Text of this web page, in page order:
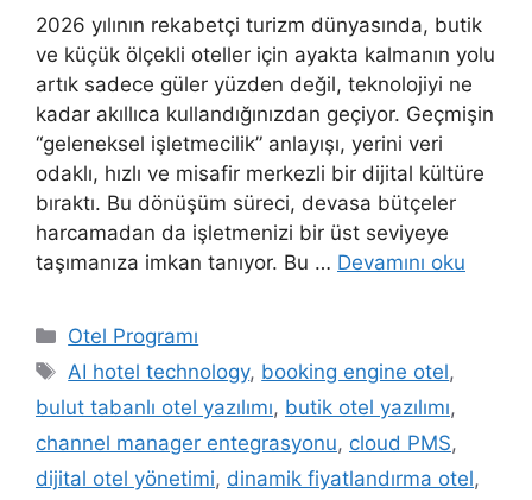
2026 yılının rekabetçi turizm dünyasında, butik
ve küçük ölçekli oteller için ayakta kalmanın yolu
artık sadece güler yüzden değil, teknolojiyi ne
kadar akıllıca kullandığınızdan geçiyor. Geçmişin
“geleneksel işletmecilik” anlayışı, yerini veri
odaklı, hızlı ve misafir merkezli bir dijital kültüre
bıraktı. Bu dönüşüm süreci, devasa bütçeler
harcamadan da işletmenizi bir üst seviyeye
taşımanıza imkan tanıyor. Bu … Devamını oku
Kategoriler
Otel Programı
Etiketler
AI hotel technology, booking engine otel,
bulut tabanlı otel yazılımı, butik otel yazılımı,
channel manager entegrasyonu, cloud PMS,
dijital otel yönetimi, dinamik fiyatlandırma otel,